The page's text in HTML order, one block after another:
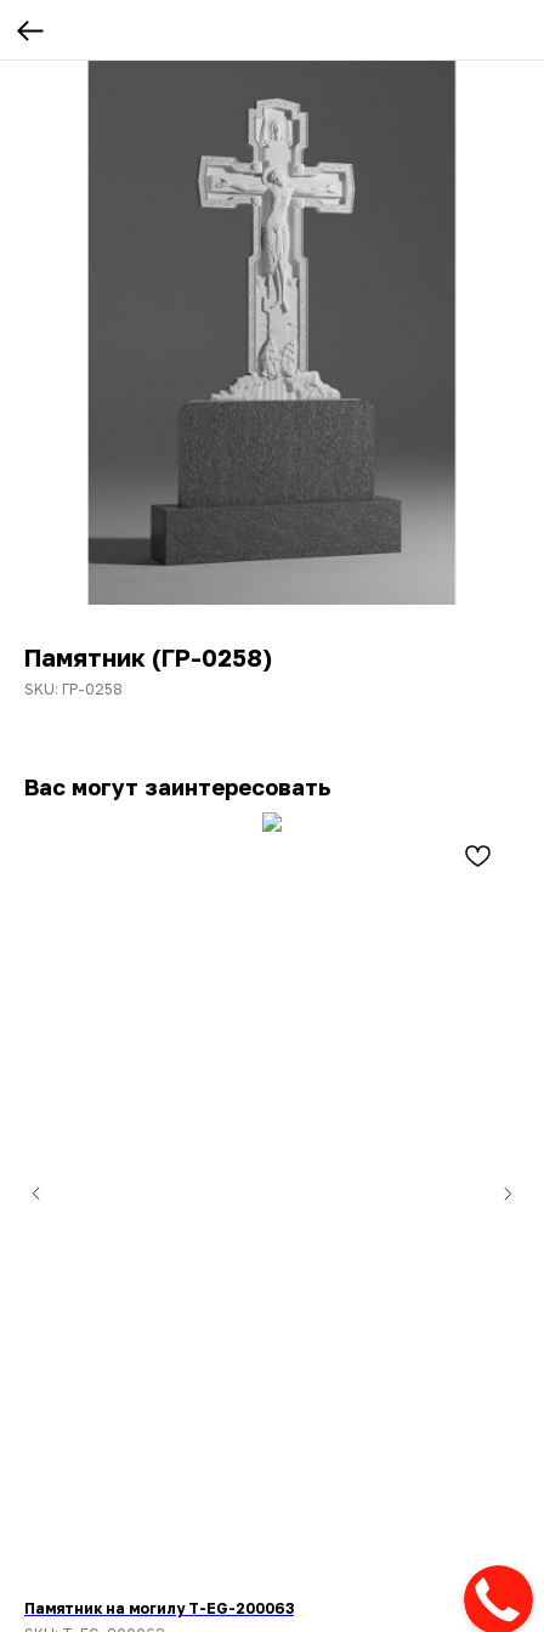
Памятник (ГР-0258)
SKU: ГР-0258
Вас могут заинтересовать
Памятник на могилу T-EG-200063